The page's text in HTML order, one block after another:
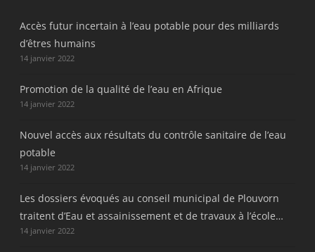
Accès futur incertain à l’eau potable pour des milliards
d’êtres humains
14 janvier 2022
Promotion de la qualité de l’eau en Afrique
14 janvier 2022
Nouvel accès aux résultats du contrôle sanitaire de l’eau
potable
14 janvier 2022
Les dossiers évoqués au conseil municipal de Plouvorn
traitent d’Eau et assainissement et de travaux à l’école…
14 janvier 2022